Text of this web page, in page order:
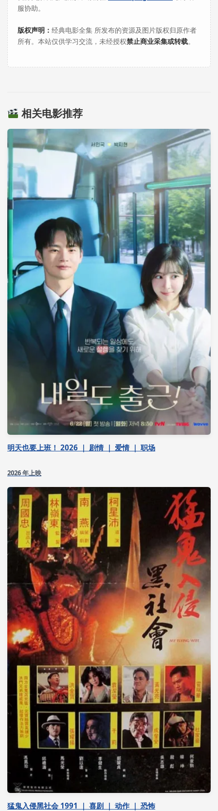
服协助。
版权声明： 经典电影全集 所发布的资源及图片版权归原作者
所有。本站仅供学习交流，未经授权禁止商业采集或转载。
相关电影推荐
明天也要上班！ 2026 ｜ 剧情 ｜ 爱情 ｜ 职场
2026 年上映
猛鬼入侵黑社会 1991 ｜ 喜剧 ｜ 动作 ｜ 恐怖